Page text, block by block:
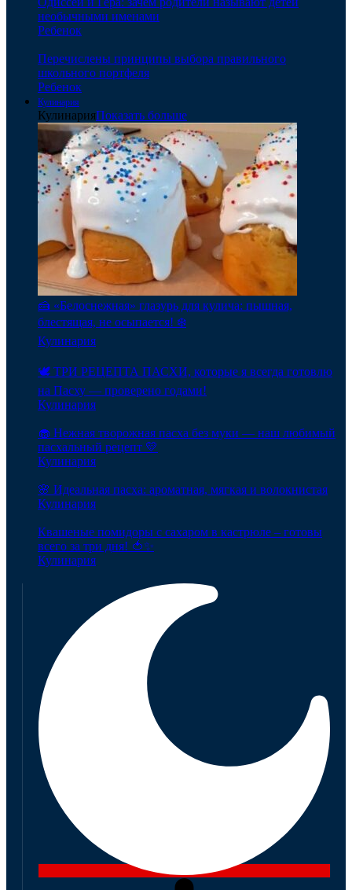
необычными именами
Ребенок
Перечислены принципы выбора правильного
школьного портфеля
Ребенок
Кулинария
КулинарияПоказать больше
🍰 «Белоснежная» глазурь для кулича: пышная,
блестящая, не осыпается! ❄️
Кулинария
🕊️ ТРИ РЕЦЕПТА ПАСХИ, которые я всегда готовлю
на Пасху — проверено годами!
Кулинария
🧁 Нежная творожная пасха без муки — наш любимый
пасхальный рецепт 💛
Кулинария
🌸 Идеальная пасха: ароматная, мягкая и волокнистая
Кулинария
Квашеные помидоры с сахаром в кастрюле – готовы
всего за три дня! 🍅✨
Кулинария